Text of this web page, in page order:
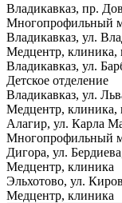
Владикавказ, пр.
Многопрофильный
Владикавказ, ул.
Медцентр, клиника,
Владикавказ, ул.
Детское отделение
Владикавказ, ул.
Медцентр, клиника,
Алагир, ул. Карла
Многопрофильный
Дигора, ул.
Медцентр, клиника
Эльхотово, ул.
Медцентр, клиника